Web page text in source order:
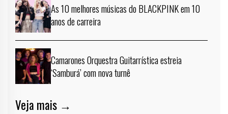
As 10 melhores músicas do BLACKPINK em 10
anos de carreira
Camarones Orquestra Guitarrística estreia
‘Samburá’ com nova turnê
Veja mais →